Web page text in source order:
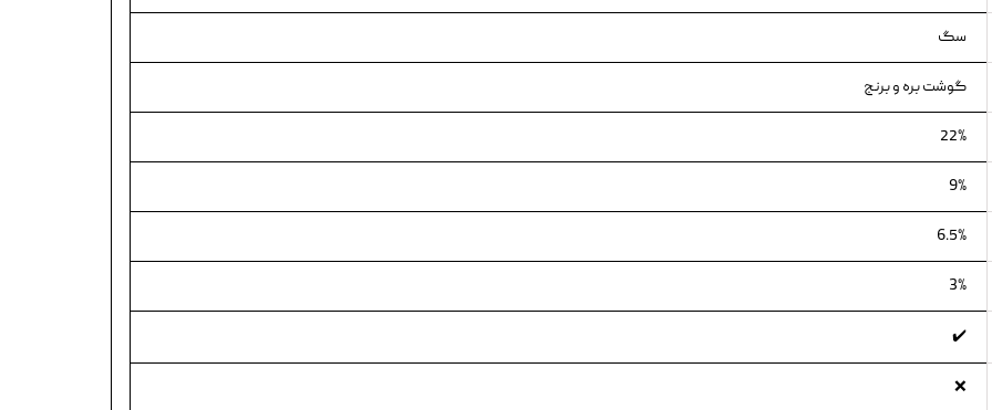
سگ
گوشت بره و برنج
22%
9%
6.5%
3%
✔️
❌